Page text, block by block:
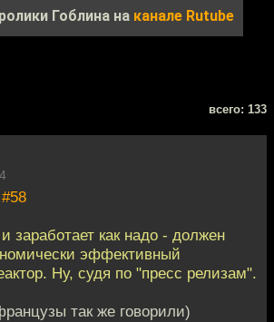
Гоблина на канале Rutube
всего: 133
#58
заработает как надо - должен
эффективный
Ну, судя по "пресс релизам".
так же говорили)